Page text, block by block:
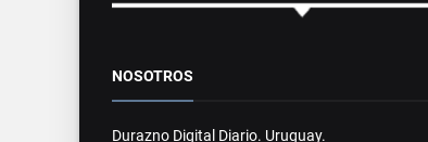
NOSOTROS
Durazno Digital Diario. Uruguay.